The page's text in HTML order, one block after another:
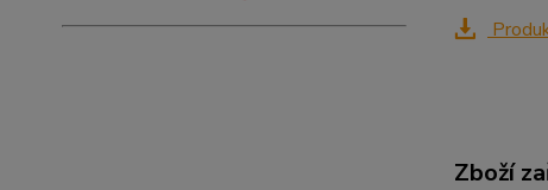
Zboží